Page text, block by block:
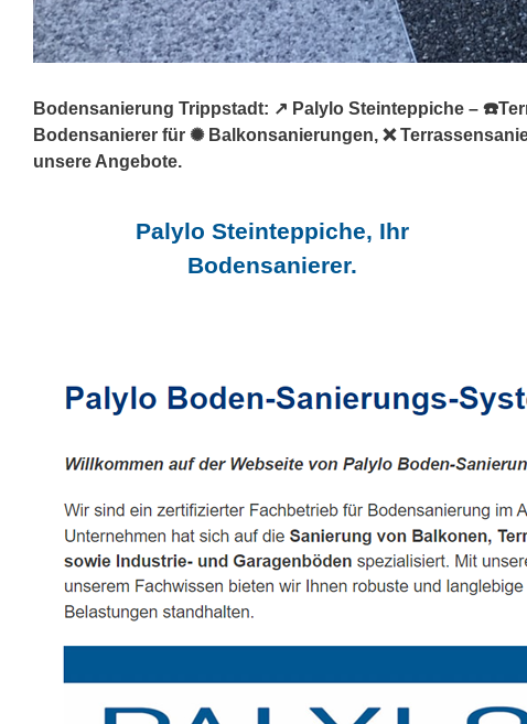
Bodensanierung Trippstadt: ↗️ Palylo Steinteppiche –
Bodensanierer für ✺ Balkonsanierungen, ❌
unsere Angebote.
Palylo Steinteppiche, Ihr
Bodensanierer.